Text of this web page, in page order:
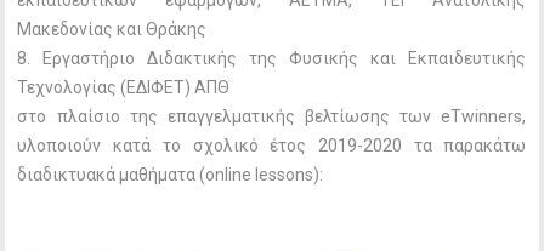
Μακεδονίας και Θράκης
8. Εργαστήριο Διδακτικής της Φυσικής και Εκπαιδευτικής
Τεχνολογίας (ΕΔΙΦΕΤ) ΑΠΘ
στο πλαίσιο της επαγγελματικής βελτίωσης των eTwinners,
υλοποιούν κατά το σχολικό έτος 2019-2020 τα παρακάτω
διαδικτυακά μαθήματα (online lessons):